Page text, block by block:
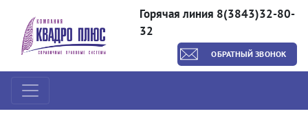
Горячая линия 8(3843)32-80-
32
ОБРАТНЫЙ ЗВОНОК